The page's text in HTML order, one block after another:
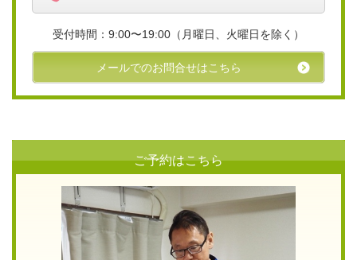
受付時間：9:00〜19:00（月曜日、火曜日を除く）
メールでのお問合せはこちら
ご予約はこちら